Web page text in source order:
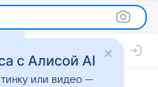
с Алисой AI
или видео —